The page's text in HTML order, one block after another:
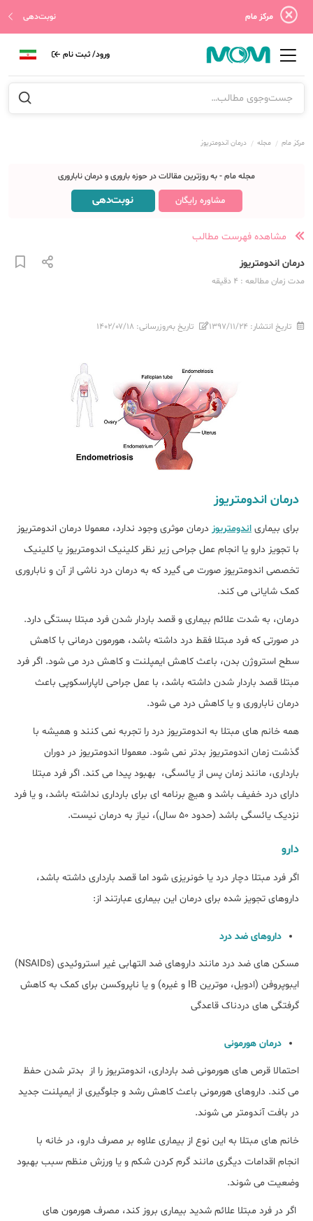
مرکز مام نوبت‌دهی
ورود/ ثبت نام
مرکز مام مجله درمان اندومتریوز
مجله مام - به روزترین مقالات در حوزه باروری و درمان ناباروری
مشاوره رایگان نوبت‌دهی
مشاهده فهرست مطالب
درمان اندومتریوز
مدت زمان مطالعه : 4 دقیقه
تاریخ انتشار: ۱۳۹۷/۱۱/۲۴ تاریخ به‌روزرسانی: ۱۴۰۲/۰۷/۱۸
درمان اندومتریوز
برای بیماری اندومتریوز درمان موثری وجود ندارد، معمولا درمان اندومتریوز
با تجویز دارو یا انجام عمل جراحی زیر نظر کلینیک اندومتریوز یا کلینیک
تخصصی اندومتریوز صورت می گیرد که به درمان درد ناشی از آن و ناباروری
کمک شایانی می کند.
درمان، به شدت علائم بیماری و قصد باردار شدن فرد مبتلا بستگی دارد.
در صورتی که فرد مبتلا فقط درد داشته باشد، هورمون درمانی با کاهش
سطح استروژن بدن، باعث کاهش ایمپلنت و کاهش درد می شود. اگر فرد
مبتلا قصد باردار شدن داشته باشد، با عمل جراحی لاپاراسکوپی باعث
درمان ناباروری و یا کاهش درد می شود.
همه خانم های مبتلا به اندومتریوز درد را تجربه نمی کنند و همیشه با
گذشت زمان اندومتریوز بدتر نمی شود. معمولا اندومتریوز در دوران
بارداری، مانند زمان پس از یائسگی، بهبود پیدا می کند. اگر فرد مبتلا
دارای درد خفیف باشد و هیچ برنامه ای برای بارداری نداشته باشد، و یا فرد
نزدیک یائسگی باشد (حدود 50 سال)، نیاز به درمان نیست.
دارو
اگر فرد مبتلا دچار درد یا خونریزی شود اما قصد بارداری داشته باشد،
داروهای تجویز شده برای درمان این بیماری عبارتند از:
داروهای ضد درد
مسکن های ضد درد مانند داروهای ضد التهابی غیر استروئیدی (NSAIDs)
ایبوپروفن (ادویل، موترین IB و غیره) و یا ناپروکسن برای کمک به کاهش
گرفتگی های دردناک قاعدگی
درمان هورمونی
احتمالا قرص های هورمونی ضد بارداری، اندومتریوز را از بدتر شدن حفظ
می کند. داروهای هورمونی باعث کاهش رشد و جلوگیری از ایمپلنت جدید
در بافت آندومتر می شوند.
خانم های مبتلا به این نوع از بیماری علاوه بر مصرف دارو، در خانه با
انجام اقدامات دیگری مانند گرم کردن شکم و یا ورزش منظم سبب بهبود
وضعیت می شوند.
اگر در فرد مبتلا علائم شدید بیماری بروز کند، مصرف هورمون های